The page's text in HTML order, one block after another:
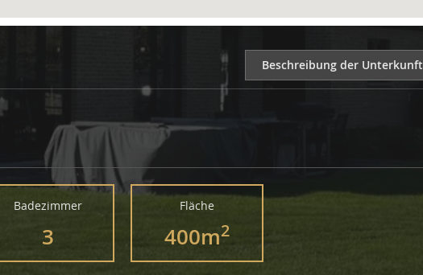
Beschreibung der Unterkunft
Badezimmer
3
Fläche
400m2